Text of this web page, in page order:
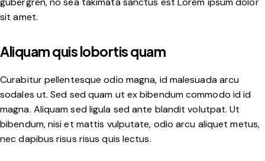
sit amet.
Aliquam quis lobortis quam
Curabitur pellentesque odio magna, id malesuada arcu
sodales ut. Sed sed quam ut ex bibendum commodo id id
magna. Aliquam sed ligula sed ante blandit volutpat. Ut
bibendum, nisi et mattis vulputate, odio arcu aliquet metus,
nec dapibus risus risus quis lectus.